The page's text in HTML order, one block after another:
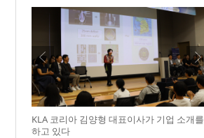
KLA 코리아 김양형 대표이사가 기업 소개를
하고 있다